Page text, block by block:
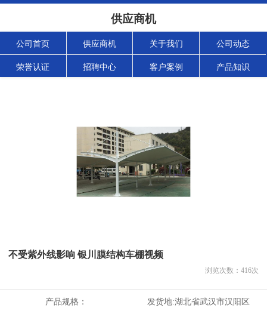
供应商机
公司首页 供应商机 关于我们 公司动态
荣誉认证 招聘中心 客户案例 产品知识
不受紫外线影响 银川膜结构车棚视频
浏览次数： 416次
产品规格： 发货地:湖北省武汉市汉阳区